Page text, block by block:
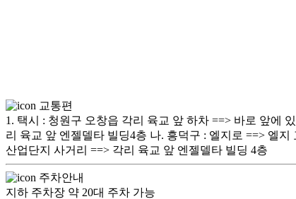
교통편
1. 택시 : 청원구 오창읍 각리 육교 앞 하차 ==> 바로 앞에
리 육교 앞 엔젤델타 빌딩4층 나. 흥덕구 : 엘지로 ==> 엘
산업단지 사거리 ==> 각리 육교 앞 엔젤델타 빌딩 4층
주차안내
지하 주차장 약 20대 주차 가능